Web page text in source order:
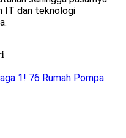
IT dan teknologi
1! 76 Rumah Pompa